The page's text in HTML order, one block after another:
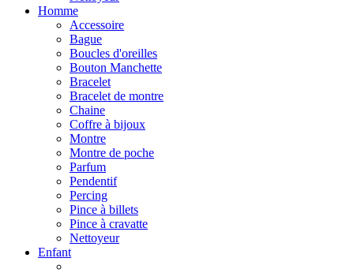
Homme
Accessoire
Bague
Boucles d'oreilles
Bouton Manchette
Bracelet
Bracelet de montre
Chaine
Coffre à bijoux
Montre
Montre de poche
Parfum
Pendentif
Percing
Pince à billets
Pince à cravatte
Nettoyeur
Enfant